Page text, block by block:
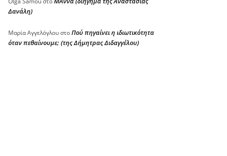
Δανάλη)
Μαρία ΑγγελόγλουστοΠού πηγαίνει η ιδιωτικότητα
όταν πεθαίνουμε; (της Δήμητρας Διδαγγέλου)